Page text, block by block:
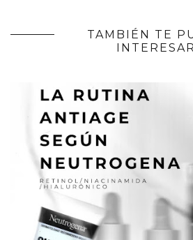
TAMBIÉN TE
INTERESAR